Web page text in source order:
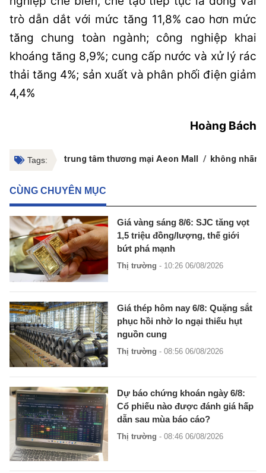
trò dẫn dắt với mức tăng 11,8% cao hơn mức
tăng chung toàn ngành; công nghiệp khai
khoáng tăng 8,9%; cung cấp nước và xử lý rác
thải tăng 4%; sản xuất và phân phối điện giảm
4,4%
Hoàng Bách
Tags: trung tâm thương mại Aeon Mall không nhãn
CÙNG CHUYÊN MỤC
Giá vàng sáng 8/6: SJC tăng vọt
1,5 triệu đồng/lượng, thế giới
bứt phá mạnh
Thị trường - 10:26 06/08/2026
Giá thép hôm nay 6/8: Quặng sắt
phục hồi nhờ lo ngại thiếu hụt
nguồn cung
Thị trường - 08:56 06/08/2026
Dự báo chứng khoán ngày 6/8:
Cổ phiếu nào được đánh giá hấp
dẫn sau mùa báo cáo?
Thị trường - 08:46 06/08/2026